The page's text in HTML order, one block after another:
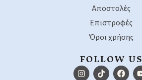
Αποστολές
Επιστροφές
Όροι χρήσης
FOLLOW US